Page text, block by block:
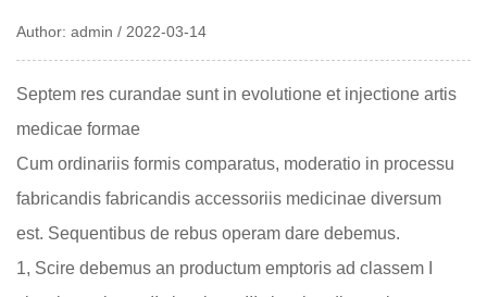
Author: admin / 2022-03-14
Septem res curandae sunt in evolutione et injectione artis
medicae formae
Cum ordinariis formis comparatus, moderatio in processu
fabricandis fabricandis accessoriis medicinae diversum
est. Sequentibus de rebus operam dare debemus.
1, Scire debemus an productum emptoris ad classem I